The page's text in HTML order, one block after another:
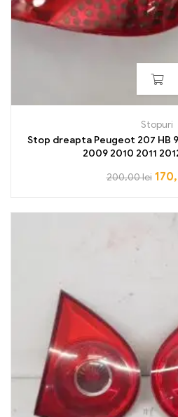
Stopuri
Stop dreapta Peugeot 207 HB
2009 2010 2011
200,00lei